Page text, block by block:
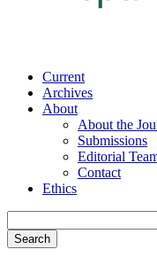
Current
Archives
About
About the
Submissions
Editorial
Contact
Ethics
Search